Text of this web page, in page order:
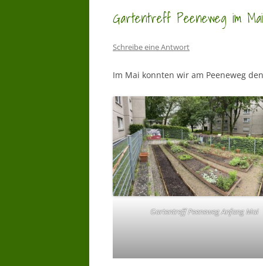
Gartentreff Peeneweg im
Schreibe eine Antwort
Im Mai konnten wir am Peeneweg
Gartentreff Peeneweg Anfang Mai